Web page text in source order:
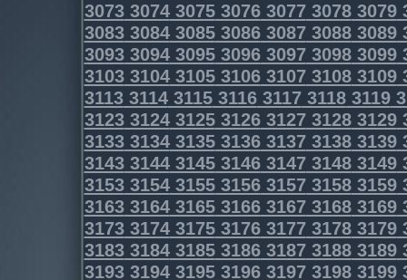
3073307430753076307730783079
3083308430853086308730883089
3093309430953096309730983099
3103310431053106310731083109
3113311431153116311731183119
3123312431253126312731283129
3133313431353136313731383139
3143314431453146314731483149
3153315431553156315731583159
3163316431653166316731683169
3173317431753176317731783179
3183318431853186318731883189
3193319431953196319731983199